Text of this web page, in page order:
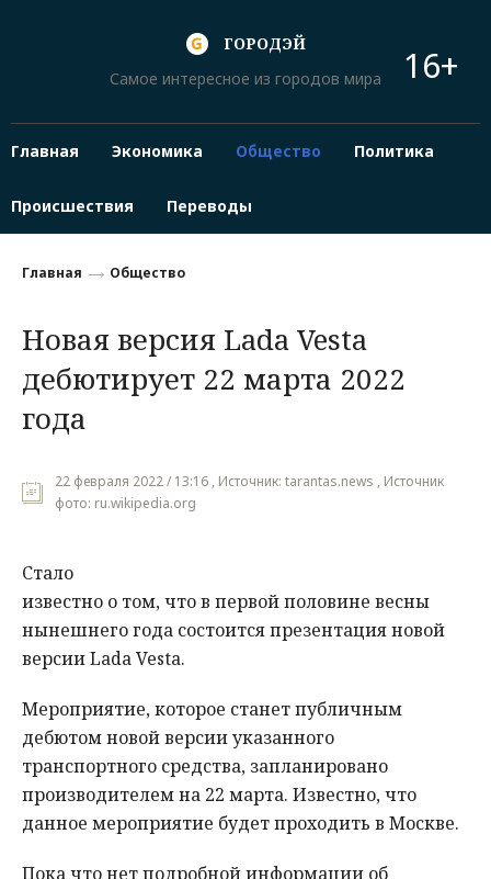
ГОРОДЭЙ
Самое интересное из городов мира
16+
Главная Экономика Общество Политика
Происшествия Переводы
Главная Общество
Новая версия Lada Vesta
дебютирует 22 марта 2022
года
22 февраля 2022 / 13:16 , Источник: tarantas.news , Источник
фото: ru.wikipedia.org
Стало
известно о том, что в первой половине весны
нынешнего года состоится презентация новой
версии Lada Vesta.
Мероприятие, которое станет публичным
дебютом новой версии указанного
транспортного средства, запланировано
производителем на 22 марта. Известно, что
данное мероприятие будет проходить в Москве.
Пока что нет подробной информации об